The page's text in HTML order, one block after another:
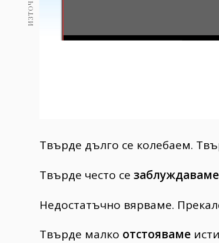
Твърде дълго се колебаем.
Твърде често се заблуждаваме
Недостатъчно вярваме.
Твърде малко отстояваме